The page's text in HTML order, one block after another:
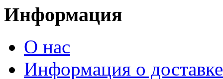
Информация
О нас
Информация о доставке